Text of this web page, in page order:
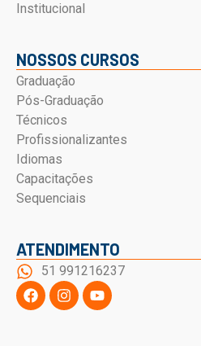
Institucional
NOSSOS CURSOS
Graduação
Pós-Graduação
Técnicos
Profissionalizantes
Idiomas
Capacitações
Sequenciais
ATENDIMENTO
51 991216237